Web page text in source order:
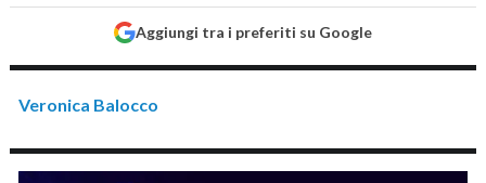
Aggiungi tra i preferiti su Google
Veronica Balocco